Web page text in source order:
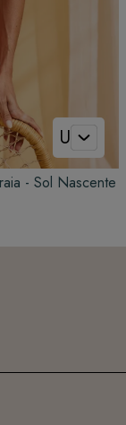
U
- Sol Nascente